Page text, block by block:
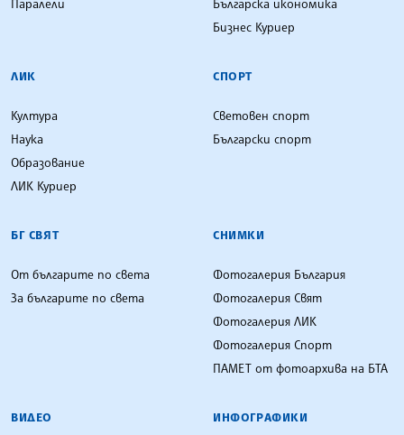
Паралели
Българска икономика
Бизнес Куриер
ЛИК
Култура
Наука
Образование
ЛИК Куриер
СПОРТ
Световен спорт
Български спорт
БГ СВЯТ
От българите по света
За българите по света
СНИМКИ
Фотогалерия България
Фотогалерия Свят
Фотогалерия ЛИК
Фотогалерия Спорт
ПАМЕТ от фотоархива на БТА
ВИДЕО ИНФОГРАФИКИ